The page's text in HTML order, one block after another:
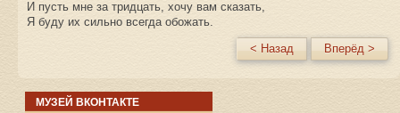
И пусть мне за тридцать, хочу вам сказать,
Я буду их сильно всегда обожать.
< Назад
Вперёд >
МУЗЕЙ ВКОНТАКТЕ